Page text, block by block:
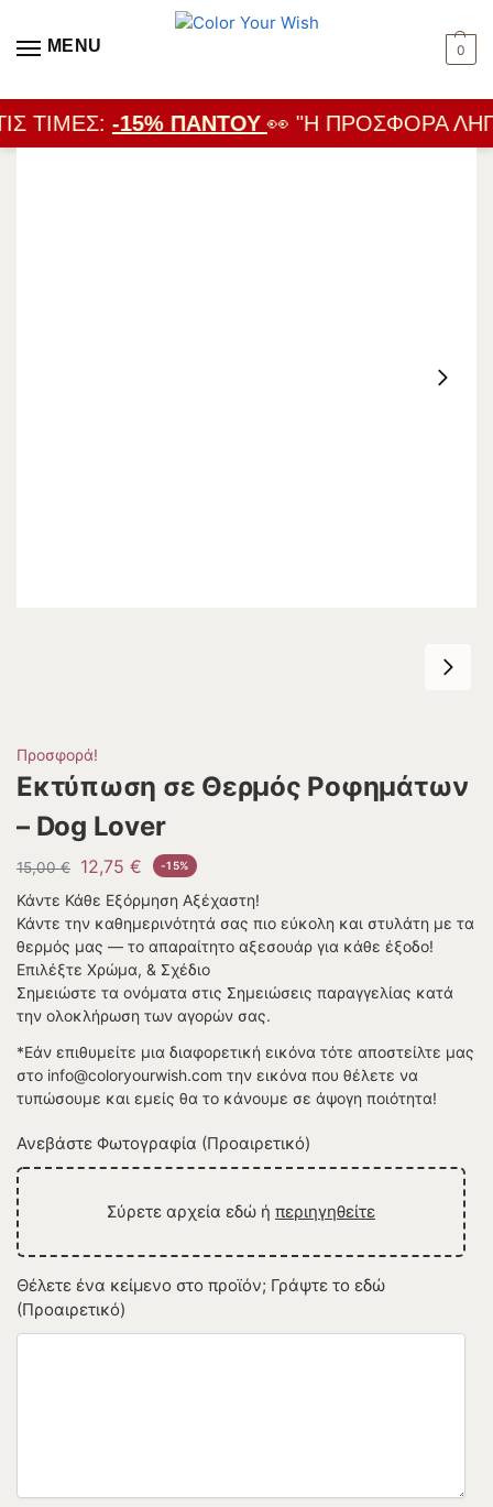
MENU 0
ΤΙΜΈΣ:-15% ΠΑΝΤΟΎ👀 "Η ΠΡΟΣΦΟΡΆ
Προσφορά!
Εκτύπωση σε Θερμός Ροφημάτων
– Dog Lover
15,00€ 12,75 € -15%
Κάντε Κάθε Εξόρμηση Αξέχαστη!
Κάντε την καθημερινότητά σας πιο εύκολη και στυλάτη με τα
θερμός μας — το απαραίτητο αξεσουάρ για κάθε έξοδο!
Επιλέξτε Χρώμα, & Σχέδιο
Σημειώστε τα ονόματα στις Σημειώσεις παραγγελίας κατά
την ολοκλήρωση των αγορών σας.
*Εάν επιθυμείτε μια διαφορετική εικόνα τότε αποστείλτε μας
στο info@coloryourwish.com την εικόνα που θέλετε να
τυπώσουμε και εμείς θα το κάνουμε σε άψογη ποιότητα!
Ανεβάστε Φωτογραφία (Προαιρετικό)
Σύρετε αρχεία εδώ ή περιηγηθείτε
Θέλετε ένα κείμενο στο προϊόν; Γράψτε το εδώ
(Προαιρετικό)